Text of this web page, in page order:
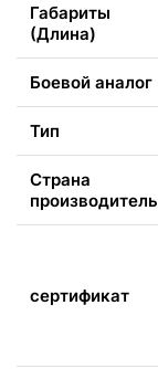
Габариты
(Длина)
Боевой аналог
Тип
Страна
производитель
сертификат